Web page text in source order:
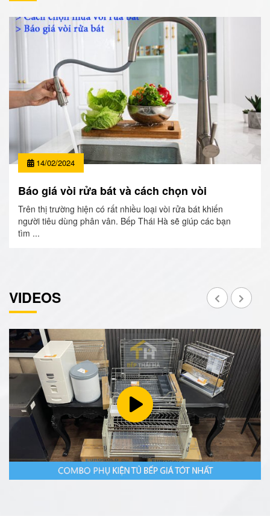
14/02/2024
Báo giá vòi rửa bát và cách chọn vòi
Trên thị trường hiện có rất nhiều loại vòi rửa bát khiến
người tiêu dùng phân vân. Bếp Thái Hà sẽ giúp các bạn
tìm ...
VIDEOS